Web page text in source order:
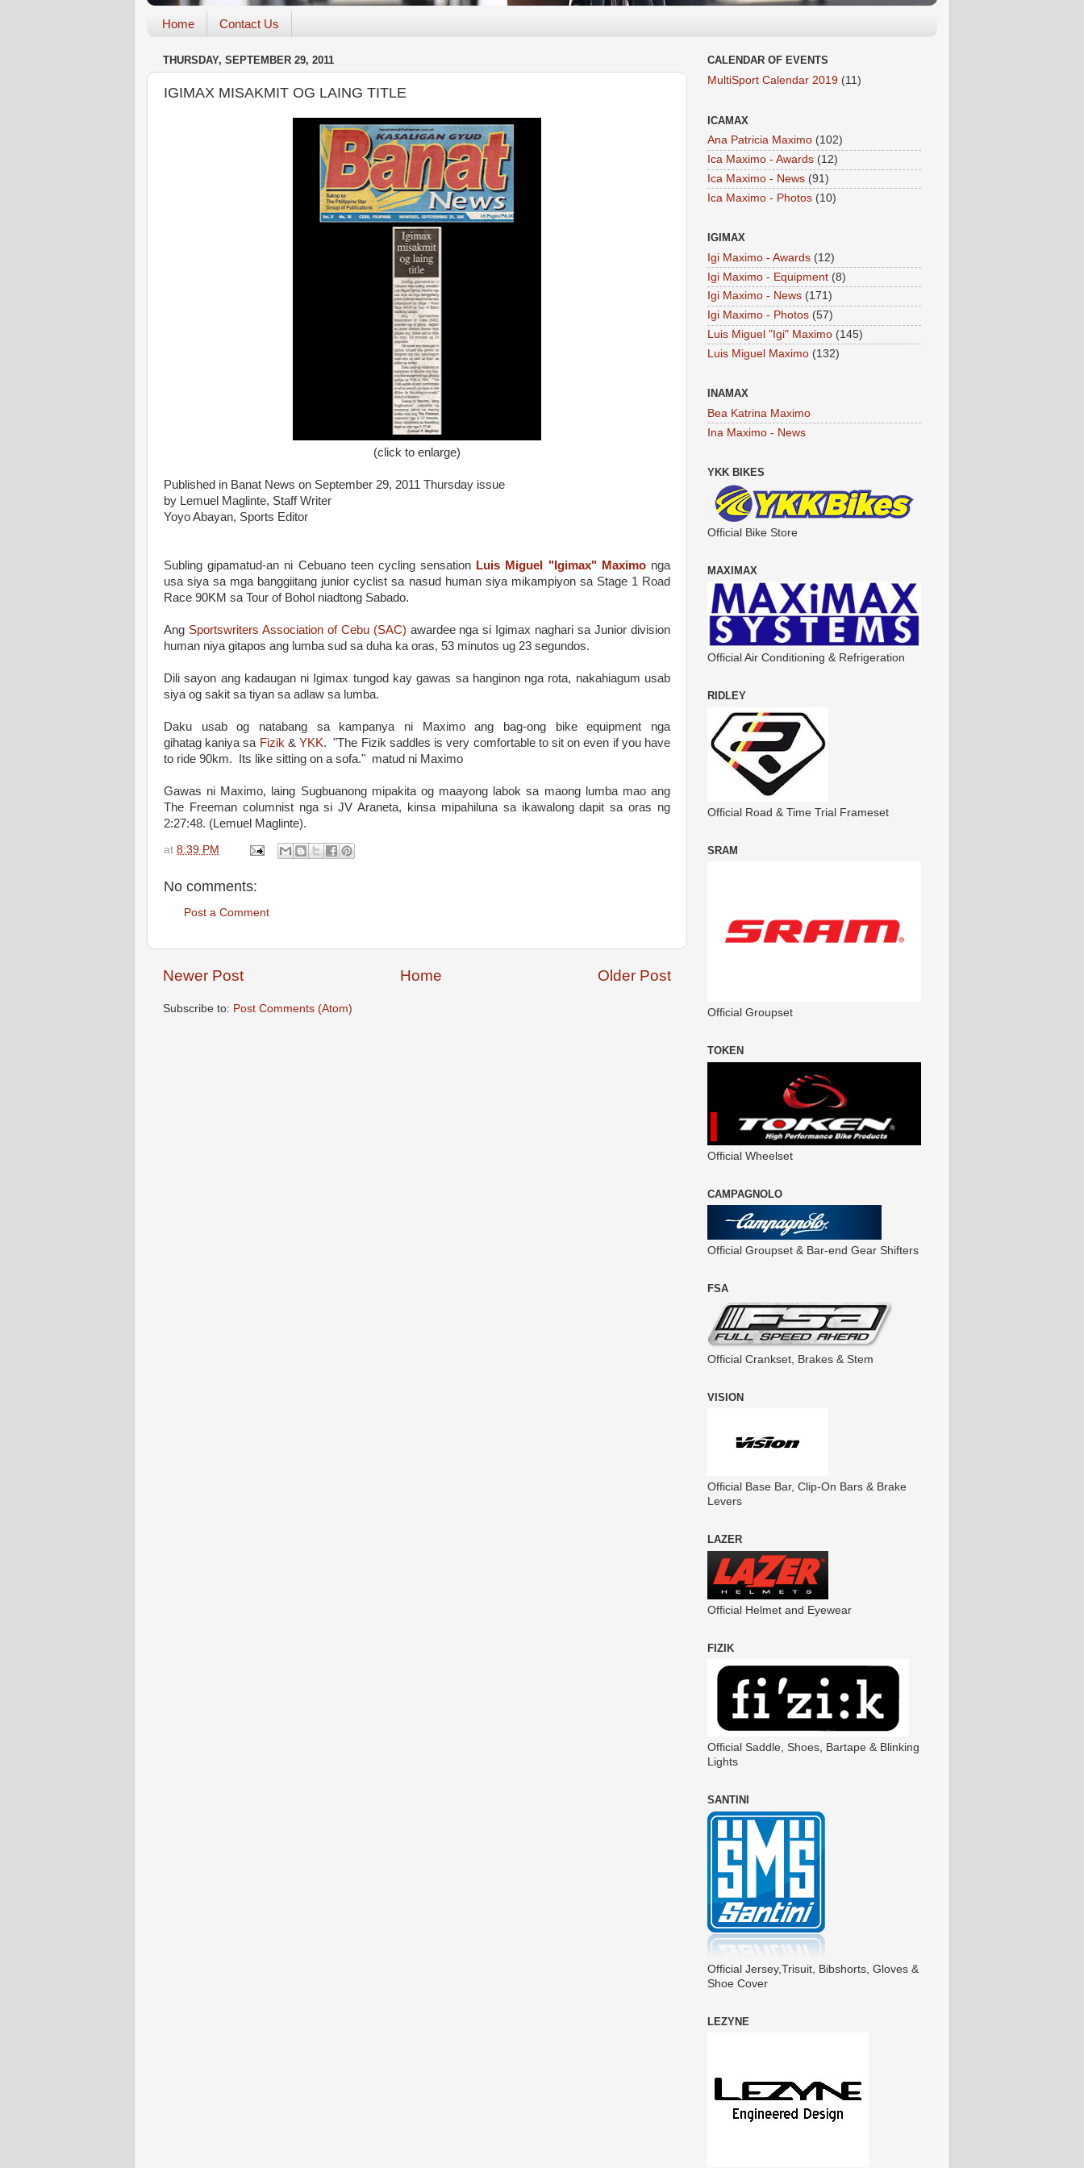
Home Contact Us
THURSDAY, SEPTEMBER 29, 2011
IGIMAX MISAKMIT OG LAING TITLE
(click to enlarge)
Published in Banat News on September 29, 2011 Thursday issue
by Lemuel Maglinte, Staff Writer
Yoyo Abayan, Sports Editor
Subling gipamatud-an ni Cebuano teen cycling sensation Luis Miguel "Igimax" Maximonga
usa siya sa mga banggiitang junior cyclist sa nasud human siya mikampiyon sa Stage 1 Road
Race 90KM sa Tour of Bohol niadtong Sabado.
Ang Sportswriters Association of Cebu (SAC) awardee nga si Igimax naghari sa Junior division
human niya gitapos ang lumba sud sa duha ka oras, 53 minutos ug 23 segundos.
Dili sayon ang kadaugan ni Igimax tungod kay gawas sa hanginon nga rota, nakahiagum usab
siya og sakit sa tiyan sa adlaw sa lumba.
Daku usab og natabang sa kampanya ni Maximo ang bag-ong bike equipment nga
gihatag kaniya sa Fizik &YKK. "The Fizik saddles is very comfortable to sit on even if you have
to ride 90km. Its like sitting on a sofa." matud ni Maximo
Gawas ni Maximo, laing Sugbuanong mipakita og maayong labok sa maong lumba mao ang
The Freeman columnist nga si JV Araneta, kinsa mipahiluna sa ikawalong dapit sa oras ng
2:27:48. (Lemuel Maglinte).
at 8:39 PM
No comments:
Post a Comment
Newer Post Older Post
Home
Subscribe to: Post Comments (Atom)
CALENDAR OF EVENTS
MultiSport Calendar 2019 (11)
ICAMAX
Ana Patricia Maximo (102)
Ica Maximo - Awards (12)
Ica Maximo - News (91)
Ica Maximo - Photos (10)
IGIMAX
Igi Maximo - Awards (12)
Igi Maximo - Equipment (8)
Igi Maximo - News (171)
Igi Maximo - Photos (57)
Luis Miguel "Igi" Maximo (145)
Luis Miguel Maximo (132)
INAMAX
Bea Katrina Maximo
Ina Maximo - News
YKK BIKES
Official Bike Store
MAXIMAX
Official Air Conditioning & Refrigeration
RIDLEY
Official Road & Time Trial Frameset
SRAM
Official Groupset
TOKEN
Official Wheelset
CAMPAGNOLO
Official Groupset & Bar-end Gear Shifters
FSA
Official Crankset, Brakes & Stem
VISION
Official Base Bar, Clip-On Bars & Brake
Levers
LAZER
Official Helmet and Eyewear
FIZIK
Official Saddle, Shoes, Bartape & Blinking
Lights
SANTINI
Official Jersey,Trisuit, Bibshorts, Gloves &
Shoe Cover
LEZYNE